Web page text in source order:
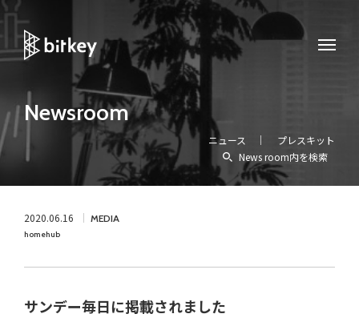
Newsroom
ニュース
プレスキット
News room内を検索
2020.06.16 MEDIA
homehub
サンデー毎日に掲載されました